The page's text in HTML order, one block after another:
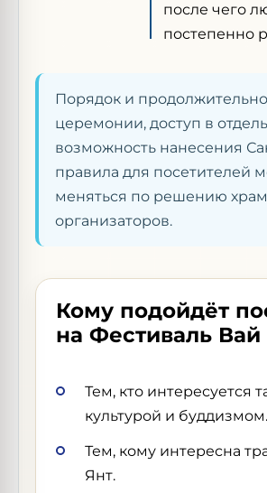
после чего
постепенно
Порядок и
церемонии, доступ в
возможность нанесения
правила для посетителей
меняться по решению
организаторов.
Кому подойдёт
на Фестиваль Вай
Тем, кто интересуется
культурой и буддизмом.
Тем, кому интересна
Янт.